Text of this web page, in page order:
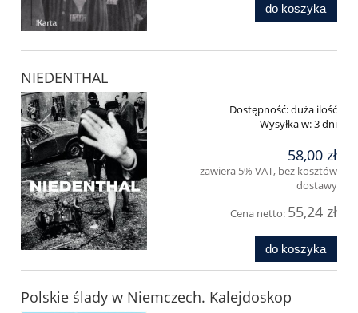
do koszyka
NIEDENTHAL
Dostępność:duża ilość
Wysyłka w:3 dni
58,00 zł
zawiera 5% VAT, bez kosztów
dostawy
Cena netto: 55,24 zł
do koszyka
Polskie ślady w Niemczech. Kalejdoskop